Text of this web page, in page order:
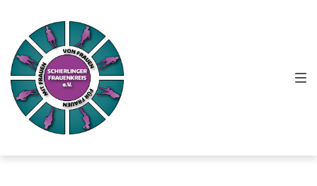
Hauptnavigation
springen
springen